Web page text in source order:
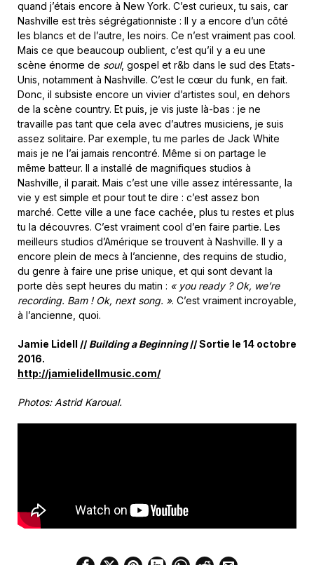
quand j’étais encore à New York. C’est curieux, tu sais, car
Nashville est très ségrégationniste : Il y a encore d’un côté
les blancs et de l’autre, les noirs. Ce n’est vraiment pas cool.
Mais ce que beaucoup oublient, c’est qu’il y a eu une
scène énorme de soul, gospel et r&b dans le sud des Etats-
Unis, notamment à Nashville. C’est le cœur du funk, en fait.
Donc, il subsiste encore un vivier d’artistes soul, en dehors
de la scène country. Et puis, je vis juste là-bas : je ne
travaille pas tant que cela avec d’autres musiciens, je suis
assez solitaire. Par exemple, tu me parles de Jack White
mais je ne l’ai jamais rencontré. Même si on partage le
même batteur. Il a installé de magnifiques studios à
Nashville, il parait. Mais c’est une ville assez intéressante, la
vie y est simple et pour tout te dire : c’est assez bon
marché. Cette ville a une face cachée, plus tu restes et plus
tu la découvres. C’est vraiment cool d’en faire partie. Les
meilleurs studios d’Amérique se trouvent à Nashville. Il y a
encore plein de mecs à l’ancienne, des requins de studio,
du genre à faire une prise unique, et qui sont devant la
porte dès sept heures du matin : « you ready ? Ok, we’re
recording. Bam ! Ok, next song. ». C’est vraiment incroyable,
à l’ancienne, quoi.
Jamie Lidell // Building a Beginning// Sortie le 14 octobre
2016.
http://jamielidellmusic.com/
Photos: Astrid Karoual.